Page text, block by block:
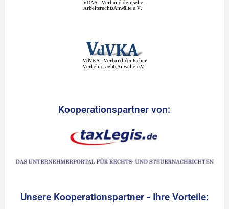
Kooperationspartner von:
Unsere Kooperationspartner - Ihre Vorteile: